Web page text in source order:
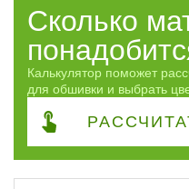
Сколько
Калькулятор поможет
для обшивки и выбрать